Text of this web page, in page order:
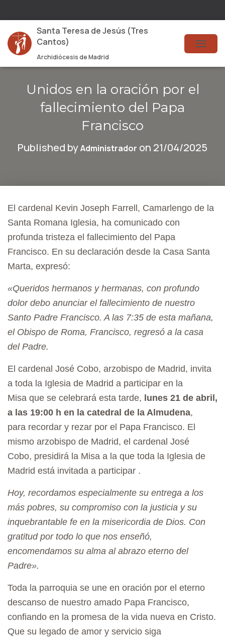
Santa Teresa de Jesús (Tres
Cantos)
Archidiócesis de Madrid
T
O
N
V
G
T
Unidos en la oración por el
fallecimiento del Papa
Francisco
Published byAdministrador on 21/04/2025
El cardenal Kevin Joseph Farrell, Camarlengo de la
Santa Romana Iglesia, ha comunicado con
profunda tristeza el fallecimiento del Papa
Francisco. En su declaración desde la Casa Santa
Marta, expresó:
«Queridos hermanos y hermanas, con profundo
dolor debo anunciar el fallecimiento de nuestro
Santo Padre Francisco. A las 7:35 de esta mañana,
el Obispo de Roma, Francisco, regresó a la casa
del Padre.
El cardenal José Cobo, arzobispo de Madrid, invita
a toda la Iglesia de Madrid a participar en la
Misa que se celebrará esta tarde, lunes 21 de abril,
a las 19:00 h en la catedral de la Almudena,
para recordar y rezar por el Papa Francisco. El
mismo arzobispo de Madrid, el cardenal José
Cobo, presidirá la Misa a la que toda la Iglesia de
Madrid está invitada a participar .
Hoy, recordamos especialmente su entrega a los
más pobres, su compromiso con la justicia y su
inquebrantable fe en la misericordia de Dios. Con
gratitud por todo lo que nos enseñó,
encomendamos su alma al abrazo eterno del
Padre».
Toda la parroquia se une en oración por el eterno
descanso de nuestro amado Papa Francisco,
confiando en la promesa de la vida nueva en Cristo.
Que su legado de amor y servicio siga